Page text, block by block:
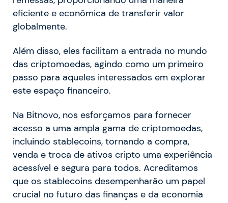
eficiente e econômica de transferir valor
globalmente.
Além disso, eles facilitam a entrada no mundo
das criptomoedas, agindo como um primeiro
passo para aqueles interessados em explorar
este espaço financeiro.
Na Bitnovo, nos esforçamos para fornecer
acesso a uma ampla gama de criptomoedas,
incluindo stablecoins, tornando a compra,
venda e troca de ativos cripto uma experiência
acessível e segura para todos. Acreditamos
que os stablecoins desempenharão um papel
crucial no futuro das finanças e da economia